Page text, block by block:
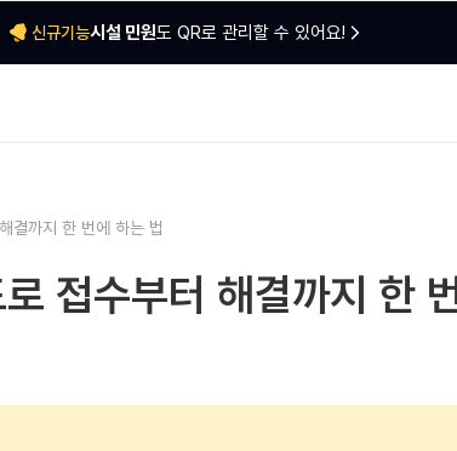
신규기능시설 민원도 QR로 관리할 수 있어요!
결까지 한 번에 하는 법
접수부터 해결까지 한